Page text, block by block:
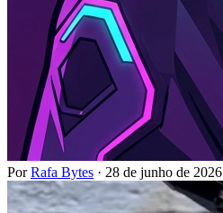
PorRafa Bytes · 28 de junho de 2026